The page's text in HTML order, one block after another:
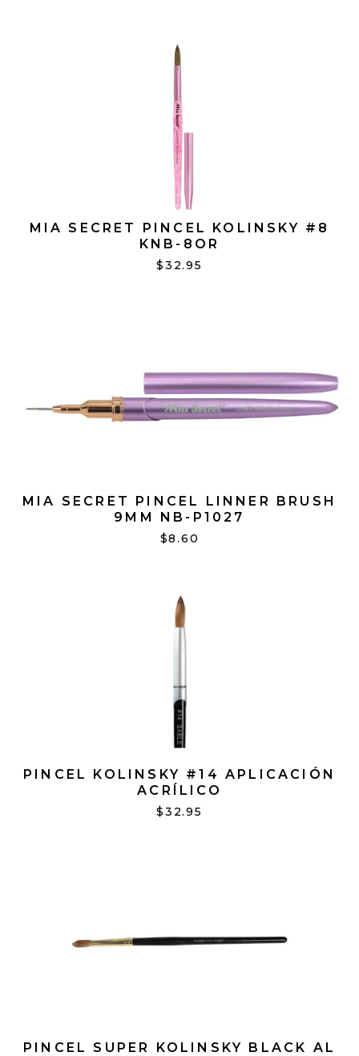
MIA SECRET PINCEL KOLINSKY #8
KNB-8OR
$32.95
MIA SECRET PINCEL LINNER BRUSH
9MM NB-P1027
$8.60
PINCEL KOLINSKY #14 APLICACIÓN
ACRÍLICO
$32.95
PINCEL SUPER KOLINSKY BLACK AL